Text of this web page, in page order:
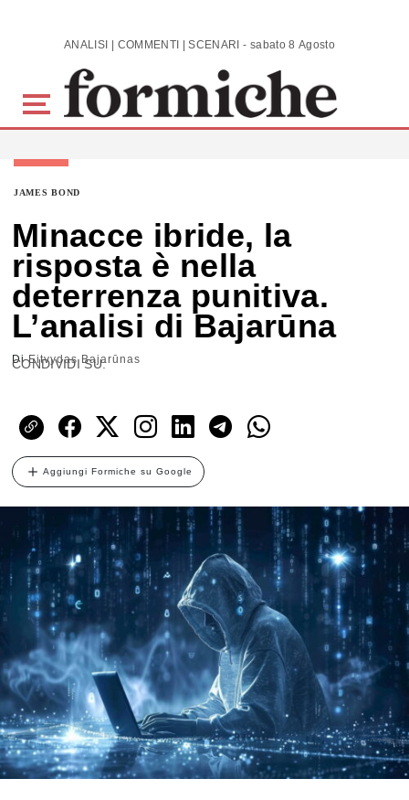
Skip to main content ANALISI | COMMENTI | SCENARI - sabato 8 Agosto 2026
JAMES BOND
Minacce ibride, la
risposta è nella
deterrenza punitiva.
L’analisi di Bajarūna
DiEitvydas Bajarūnas
CONDIVIDI SU:
Aggiungi Formiche su Google